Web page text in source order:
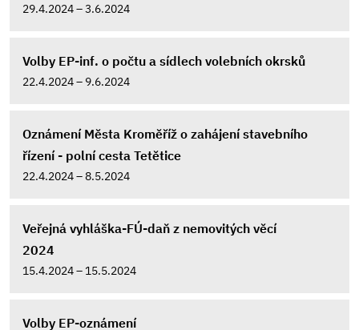
29.4.2024 – 3.6.2024
Volby EP-inf. o počtu a sídlech volebních okrsků
22.4.2024 – 9.6.2024
Oznámení Města Kroměříž o zahájení stavebního
řízení - polní cesta Tetětice
22.4.2024 – 8.5.2024
Veřejná vyhláška-FÚ-daň z nemovitých věcí
2024
15.4.2024 – 15.5.2024
Volby EP-oznámení